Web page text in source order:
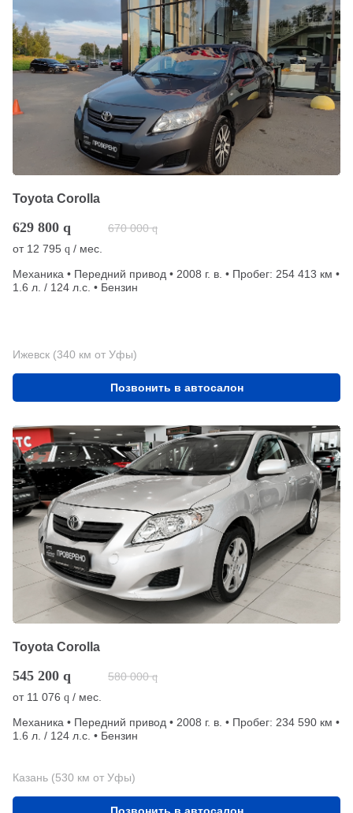
Toyota Corolla
629 800 q 670 000 q
от 12 795 q / мес.
Механика • Передний привод • 2008 г. в. • Пробег: 254 413 км •
1.6 л. / 124 л.с. • Бензин
Ижевск (340 км от Уфы)
Позвонить в автосалон
Toyota Corolla
545 200 q 580 000 q
от 11 076 q / мес.
Механика • Передний привод • 2008 г. в. • Пробег: 234 590 км •
1.6 л. / 124 л.с. • Бензин
Казань (530 км от Уфы)
Позвонить в автосалон